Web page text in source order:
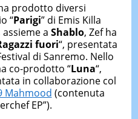
prodotto diversi
“Parigi” di Emis Killa
assieme a Shablo, Zef ha
fuori“, presentata
di Sanremo. Nello
co-prodotto “Luna“,
in collaborazione col
Mahmood (contenuta
EP”).